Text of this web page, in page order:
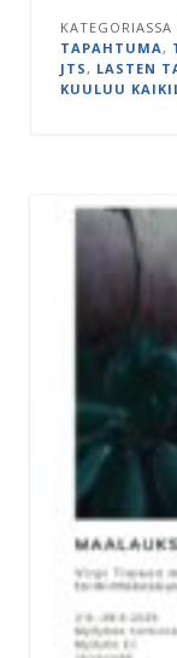
KATEGORIASSA
TAPAHTUMA ,
JTS , LASTEN
KUULUU